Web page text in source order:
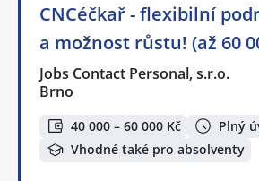
CNCéčkař - flexibilní
a možnost růstu! (až 60
Jobs Contact Personal, s.r.o.
Brno
40 000 – 60 000 Kč
Plný
Vhodné také pro absolventy